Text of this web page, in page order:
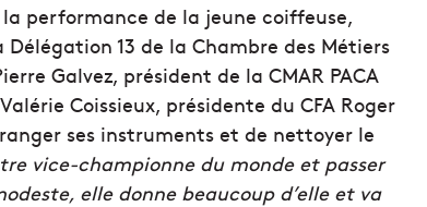
performance de la jeune coiffeuse,
13 de la Chambre des Métiers
Galvez, président de la CMAR PACA
Coissieux, présidente du CFA Roger
ses instruments et de nettoyer le
vice-championne du monde et passer
elle donne beaucoup d’elle et va